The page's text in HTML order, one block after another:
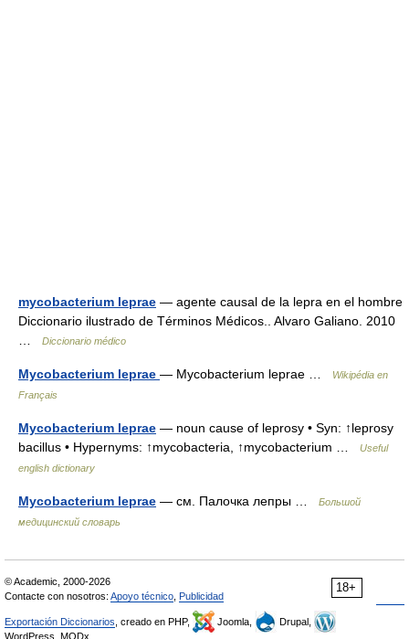
mycobacterium leprae — agente causal de la lepra en el hombre
Diccionario ilustrado de Términos Médicos.. Alvaro Galiano. 2010
…
Diccionario médico
Mycobacterium leprae — Mycobacterium leprae …
Wikipédia en
Français
Mycobacterium leprae — noun cause of leprosy • Syn: ↑leprosy
bacillus • Hypernyms: ↑mycobacteria, ↑mycobacterium …
Useful
english dictionary
Mycobacterium leprae — см. Палочка лепры …
Большой
медицинский словарь
18+
© Academic, 2000-2026
Contacte con nosotros: Apoyo técnico Publicidad
Exportación Diccionarios , creado en PHP, Joomla,
Drupal,
WordPress, MODx.